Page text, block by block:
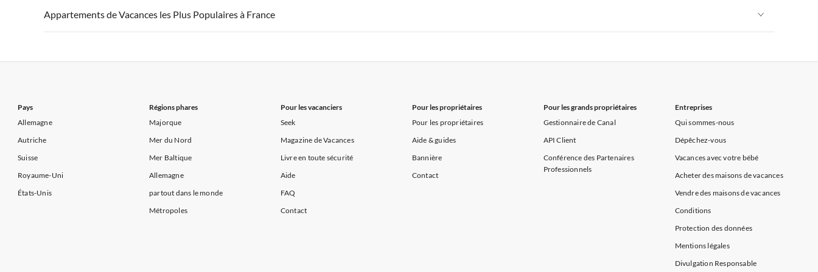
Appartements de Vacances à Côte d'Azur
Appartements de Vacances à France Appartements de Vacances à Paris-Ile de France
Appartements de Vacances à Côte atlantique Appartements de Vacances à la Normandie Appartements de Vacances à Sud de la France Appartements de Vacances à Provence
Appartements de Vacances les Plus Populaires à France
Pays
Allemagne
Autriche
Suisse
Royaume-Uni
États-Unis
Régions phares
Majorque
Mer du Nord
Mer Baltique
Allemagne
partout dans le monde
Métropoles
Pour les vacanciers
Seek
Magazine de Vacances
Livre en toute sécurité
Aide
FAQ
Contact
Pour les propriétaires
Pour les propriétaires
Aide & guides
Bannière
Contact
Pour les grands propriétaires
Gestionnaire de Canal
API Client
Conférence des Partenaires
Professionnels
Entreprises
Qui sommes-nous
Dépêchez-vous
Vacances avec votre bébé
Acheter des maisons de vacances
Vendre des maisons de vacances
Conditions
Protection des données
Mentions légales
Divulgation Responsable